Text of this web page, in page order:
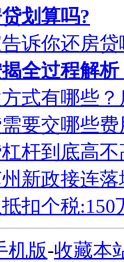
划算吗?
诉你还房
全过程解
式有哪些
要交哪些
杆到底高
新政接连
扣个税:150
机版-收藏本